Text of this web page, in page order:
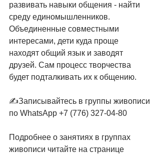
развивать навыки общения - найти
среду единомышленников.
Объединенные совместными
интересами, дети куда проще
находят общий язык и заводят
друзей. Сам процесс творчества
будет подталкивать их к общению.
✍️Записывайтесь в группы живописи
по WhatsApp +7 (776) 327-04-80
Подробнее о занятиях в группах
живописи читайте на странице